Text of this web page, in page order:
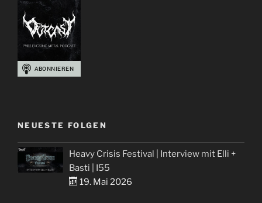
NEUESTE FOLGEN
Heavy Crisis Festival | Interview mit Elli +
Basti | I55
19. Mai 2026